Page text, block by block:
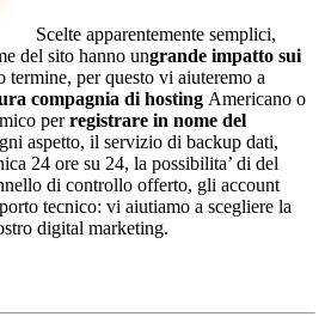
Scelte apparentemente semplici,
del sito hanno ungrande impatto sui
termine, per questo vi aiuteremo a
compagnia di hosting Americano o
perregistrare in nome del
aspetto, il servizio di backup dati,
24 ore su 24, la possibilita’ di del
di controllo offerto, gli account
tecnico: vi aiutiamo a scegliere la
digital marketing.